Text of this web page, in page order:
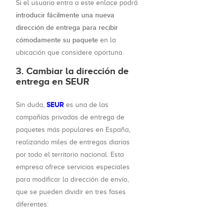
Si el usuario entra a este enlace podrá
introducir fácilmente una nueva
dirección de entrega para recibir
cómodamente su paquete en la
ubicación que considere oportuna.
3. Cambiar la dirección de
entrega en SEUR
Sin duda, SEUR es una de las
compañías privadas de entrega de
paquetes más populares en España,
realizando miles de entregas diarias
por todo el territorio nacional. Esta
empresa ofrece servicios especiales
para modificar la dirección de envío,
que se pueden dividir en tres fases
diferentes: